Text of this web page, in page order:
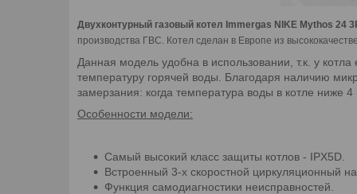
Двухконтурный газовый котел Immergas NIKE Mythos 24
производства ГВС. Котел сделан в Европе из
Данная модель удобна в использовании, т.к. у
температуру горячей воды. Благодаря наличию
замерзания: когда температура воды в котле ниже
Особенности модели:
Самый высокий класс защиты котлов - IPX5D.
Встроенный 3-х скоростной циркуляционный
Функция самодиагностики неисправностей.